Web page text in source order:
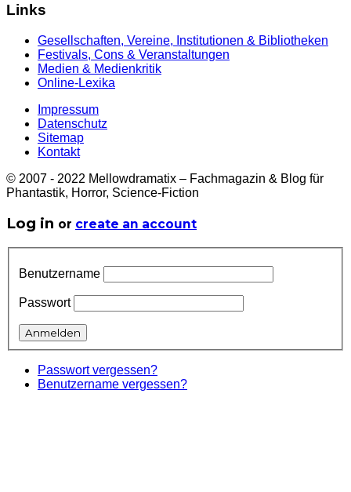
Links
Gesellschaften, Vereine, Institutionen & Bibliotheken
Festivals, Cons & Veranstaltungen
Medien & Medienkritik
Online-Lexika
Impressum
Datenschutz
Sitemap
Kontakt
© 2007 - 2022 Mellowdramatix – Fachmagazin & Blog für
Phantastik, Horror, Science-Fiction
Log in or create an account
Benutzername
Passwort
Passwort vergessen?
Benutzername vergessen?